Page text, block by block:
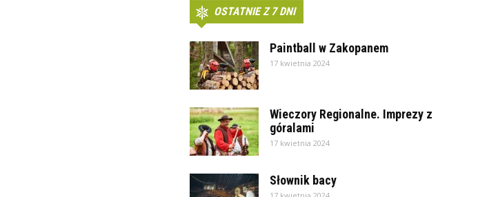
OSTATNIE Z 7 DNI
Paintball w Zakopanem
17 kwietnia 2024
Wieczory Regionalne. Imprezy z
góralami
17 kwietnia 2024
Słownik bacy